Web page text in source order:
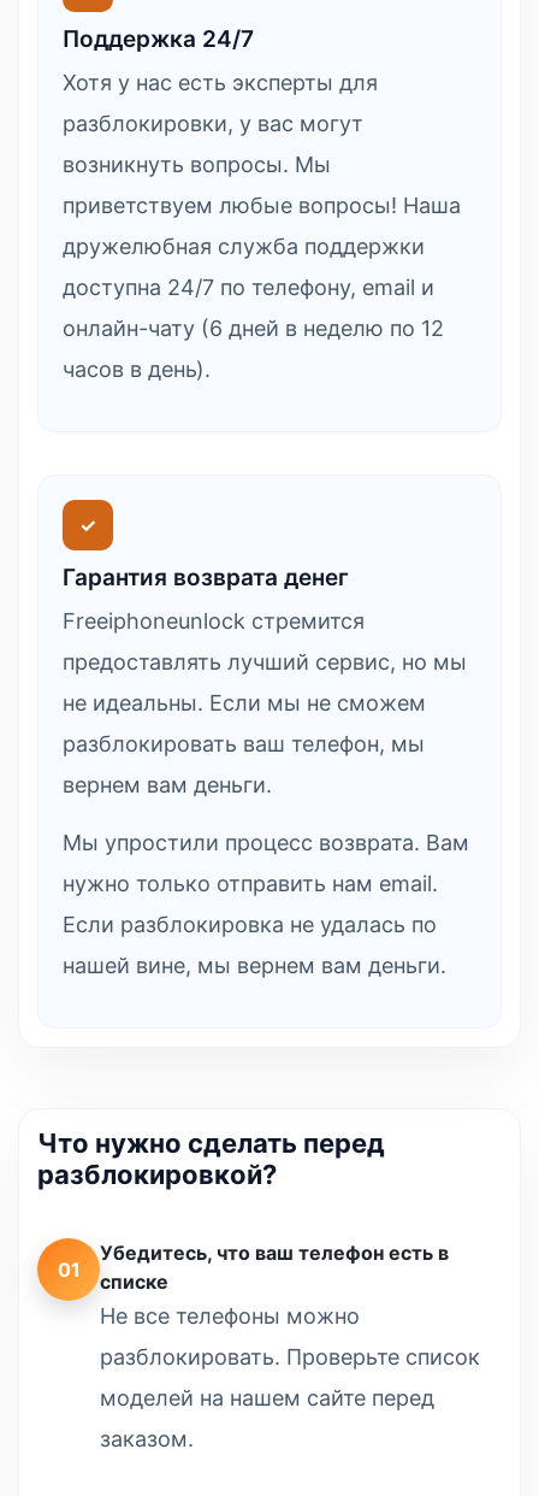
Поддержка 24/7
Хотя у нас есть эксперты для
разблокировки, у вас могут
возникнуть вопросы. Мы
приветствуем любые вопросы! Наша
дружелюбная служба поддержки
доступна 24/7 по телефону, email и
онлайн-чату (6 дней в неделю по 12
часов в день).
✓
Гарантия возврата денег
Freeiphoneunlock стремится
предоставлять лучший сервис, но мы
не идеальны. Если мы не сможем
разблокировать ваш телефон, мы
вернем вам деньги.
Мы упростили процесс возврата. Вам
нужно только отправить нам email.
Если разблокировка не удалась по
нашей вине, мы вернем вам деньги.
Что нужно сделать перед
разблокировкой?
01
Убедитесь, что ваш телефон есть в
списке
Не все телефоны можно
разблокировать. Проверьте список
моделей на нашем сайте перед
заказом.